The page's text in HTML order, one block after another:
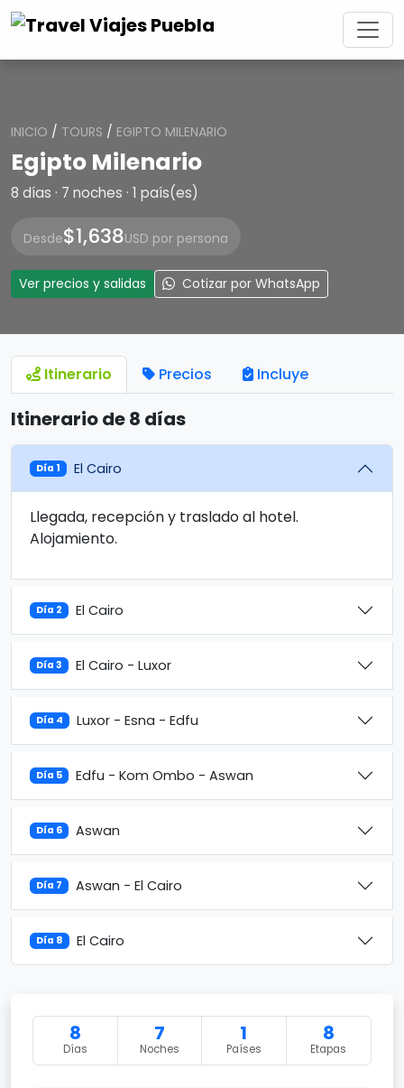
INICIO / TOURS / EGIPTO MILENARIO
Egipto Milenario
8 días · 7 noches · 1 país(es)
Desde$1,638USD por persona
Ver precios y salidas Cotizar por WhatsApp
Itinerario Precios Incluye
Itinerario de 8 días
Día 1 El Cairo
Llegada, recepción y traslado al hotel.
Alojamiento.
Día 2 El Cairo
Día 3 El Cairo - Luxor
Día 4 Luxor - Esna - Edfu
Día 5 Edfu - Kom Ombo - Aswan
Día 6 Aswan
Día 7 Aswan - El Cairo
Día 8 El Cairo
8
Días
7
Noches
1
Países
8
Etapas